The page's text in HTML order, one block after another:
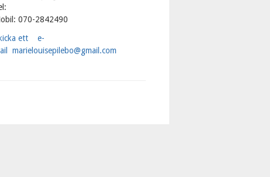
070-2842490
ett e-
marielouisepilebo@gmail.com